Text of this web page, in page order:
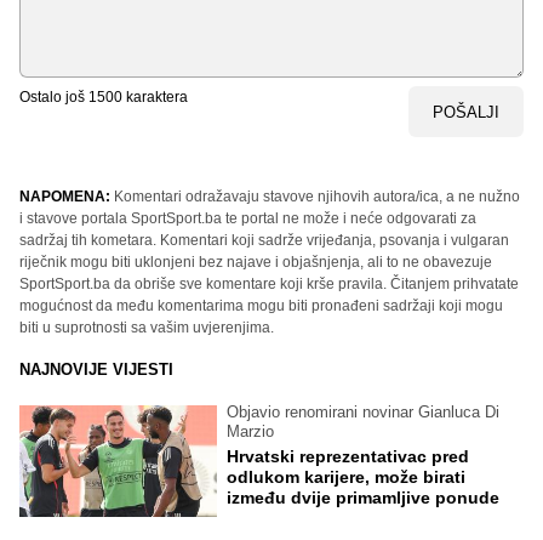
Ostalo još 1500 karaktera
POŠALJI
NAPOMENA: Komentari odražavaju stavove njihovih autora/ica, a ne nužno
i stavove portala SportSport.ba te portal ne može i neće odgovarati za
sadržaj tih kometara. Komentari koji sadrže vrijeđanja, psovanja i vulgaran
riječnik mogu biti uklonjeni bez najave i objašnjenja, ali to ne obavezuje
SportSport.ba da obriše sve komentare koji krše pravila. Čitanjem prihvatate
mogućnost da među komentarima mogu biti pronađeni sadržaji koji mogu
biti u suprotnosti sa vašim uvjerenjima.
NAJNOVIJE VIJESTI
Objavio renomirani novinar Gianluca Di
Marzio
Hrvatski reprezentativac pred
odlukom karijere, može birati
između dvije primamljive ponude